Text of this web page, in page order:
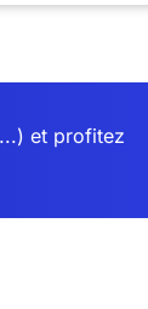
et profitez